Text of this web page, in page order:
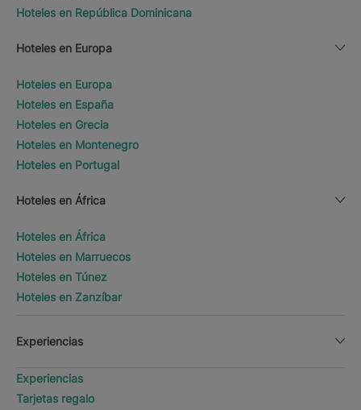
Hoteles en República Dominicana
Hoteles en Europa
Hoteles en Europa
Hoteles en España
Hoteles en Grecia
Hoteles en Montenegro
Hoteles en Portugal
Hoteles en África
Hoteles en África
Hoteles en Marruecos
Hoteles en Túnez
Hoteles en Zanzíbar
Experiencias
Experiencias
Tarjetas regalo